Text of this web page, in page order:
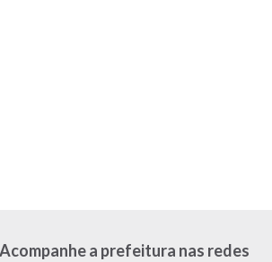
Acompanhe a prefeitura nas redes